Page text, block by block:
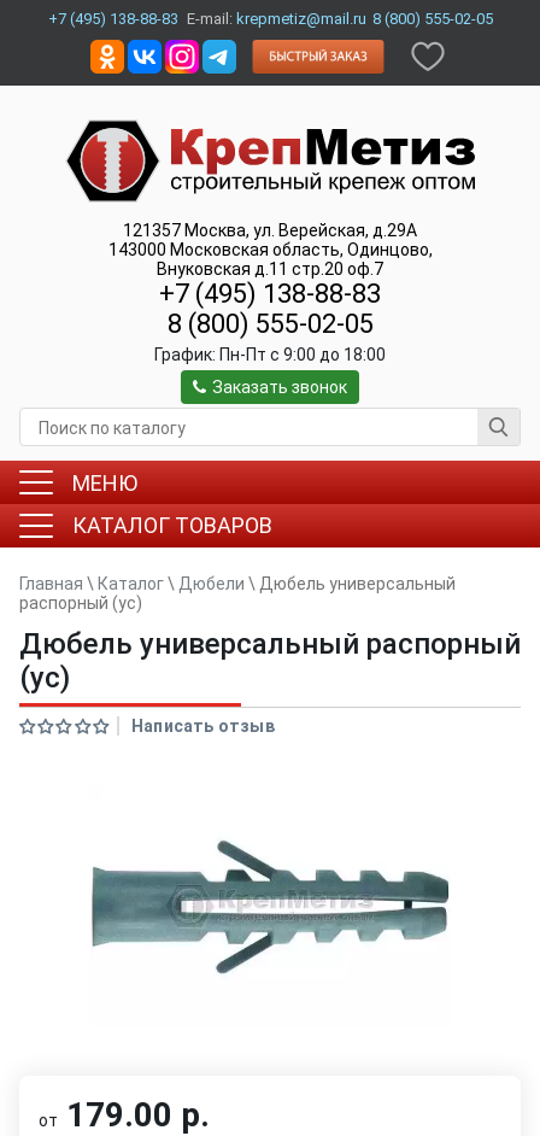
+7 (495) 138-88-83 E-mail: krepmetiz@mail.ru 8 (800) 555-02-05
121357 Москва, ул. Верейская, д.29А
143000 Московская область, Одинцово,
Внуковская д.11 стр.20 оф.7
+7 (495) 138-88-83
8 (800) 555-02-05
График: Пн-Пт c 9:00 до 18:00
Заказать звонок
МЕНЮ
КАТАЛОГ ТОВАРОВ
Главная \ Каталог\ Дюбели \ Дюбель универсальный
распорный (ус)
Дюбель универсальный распорный
(ус)
Написать отзыв
от 179.00 р.